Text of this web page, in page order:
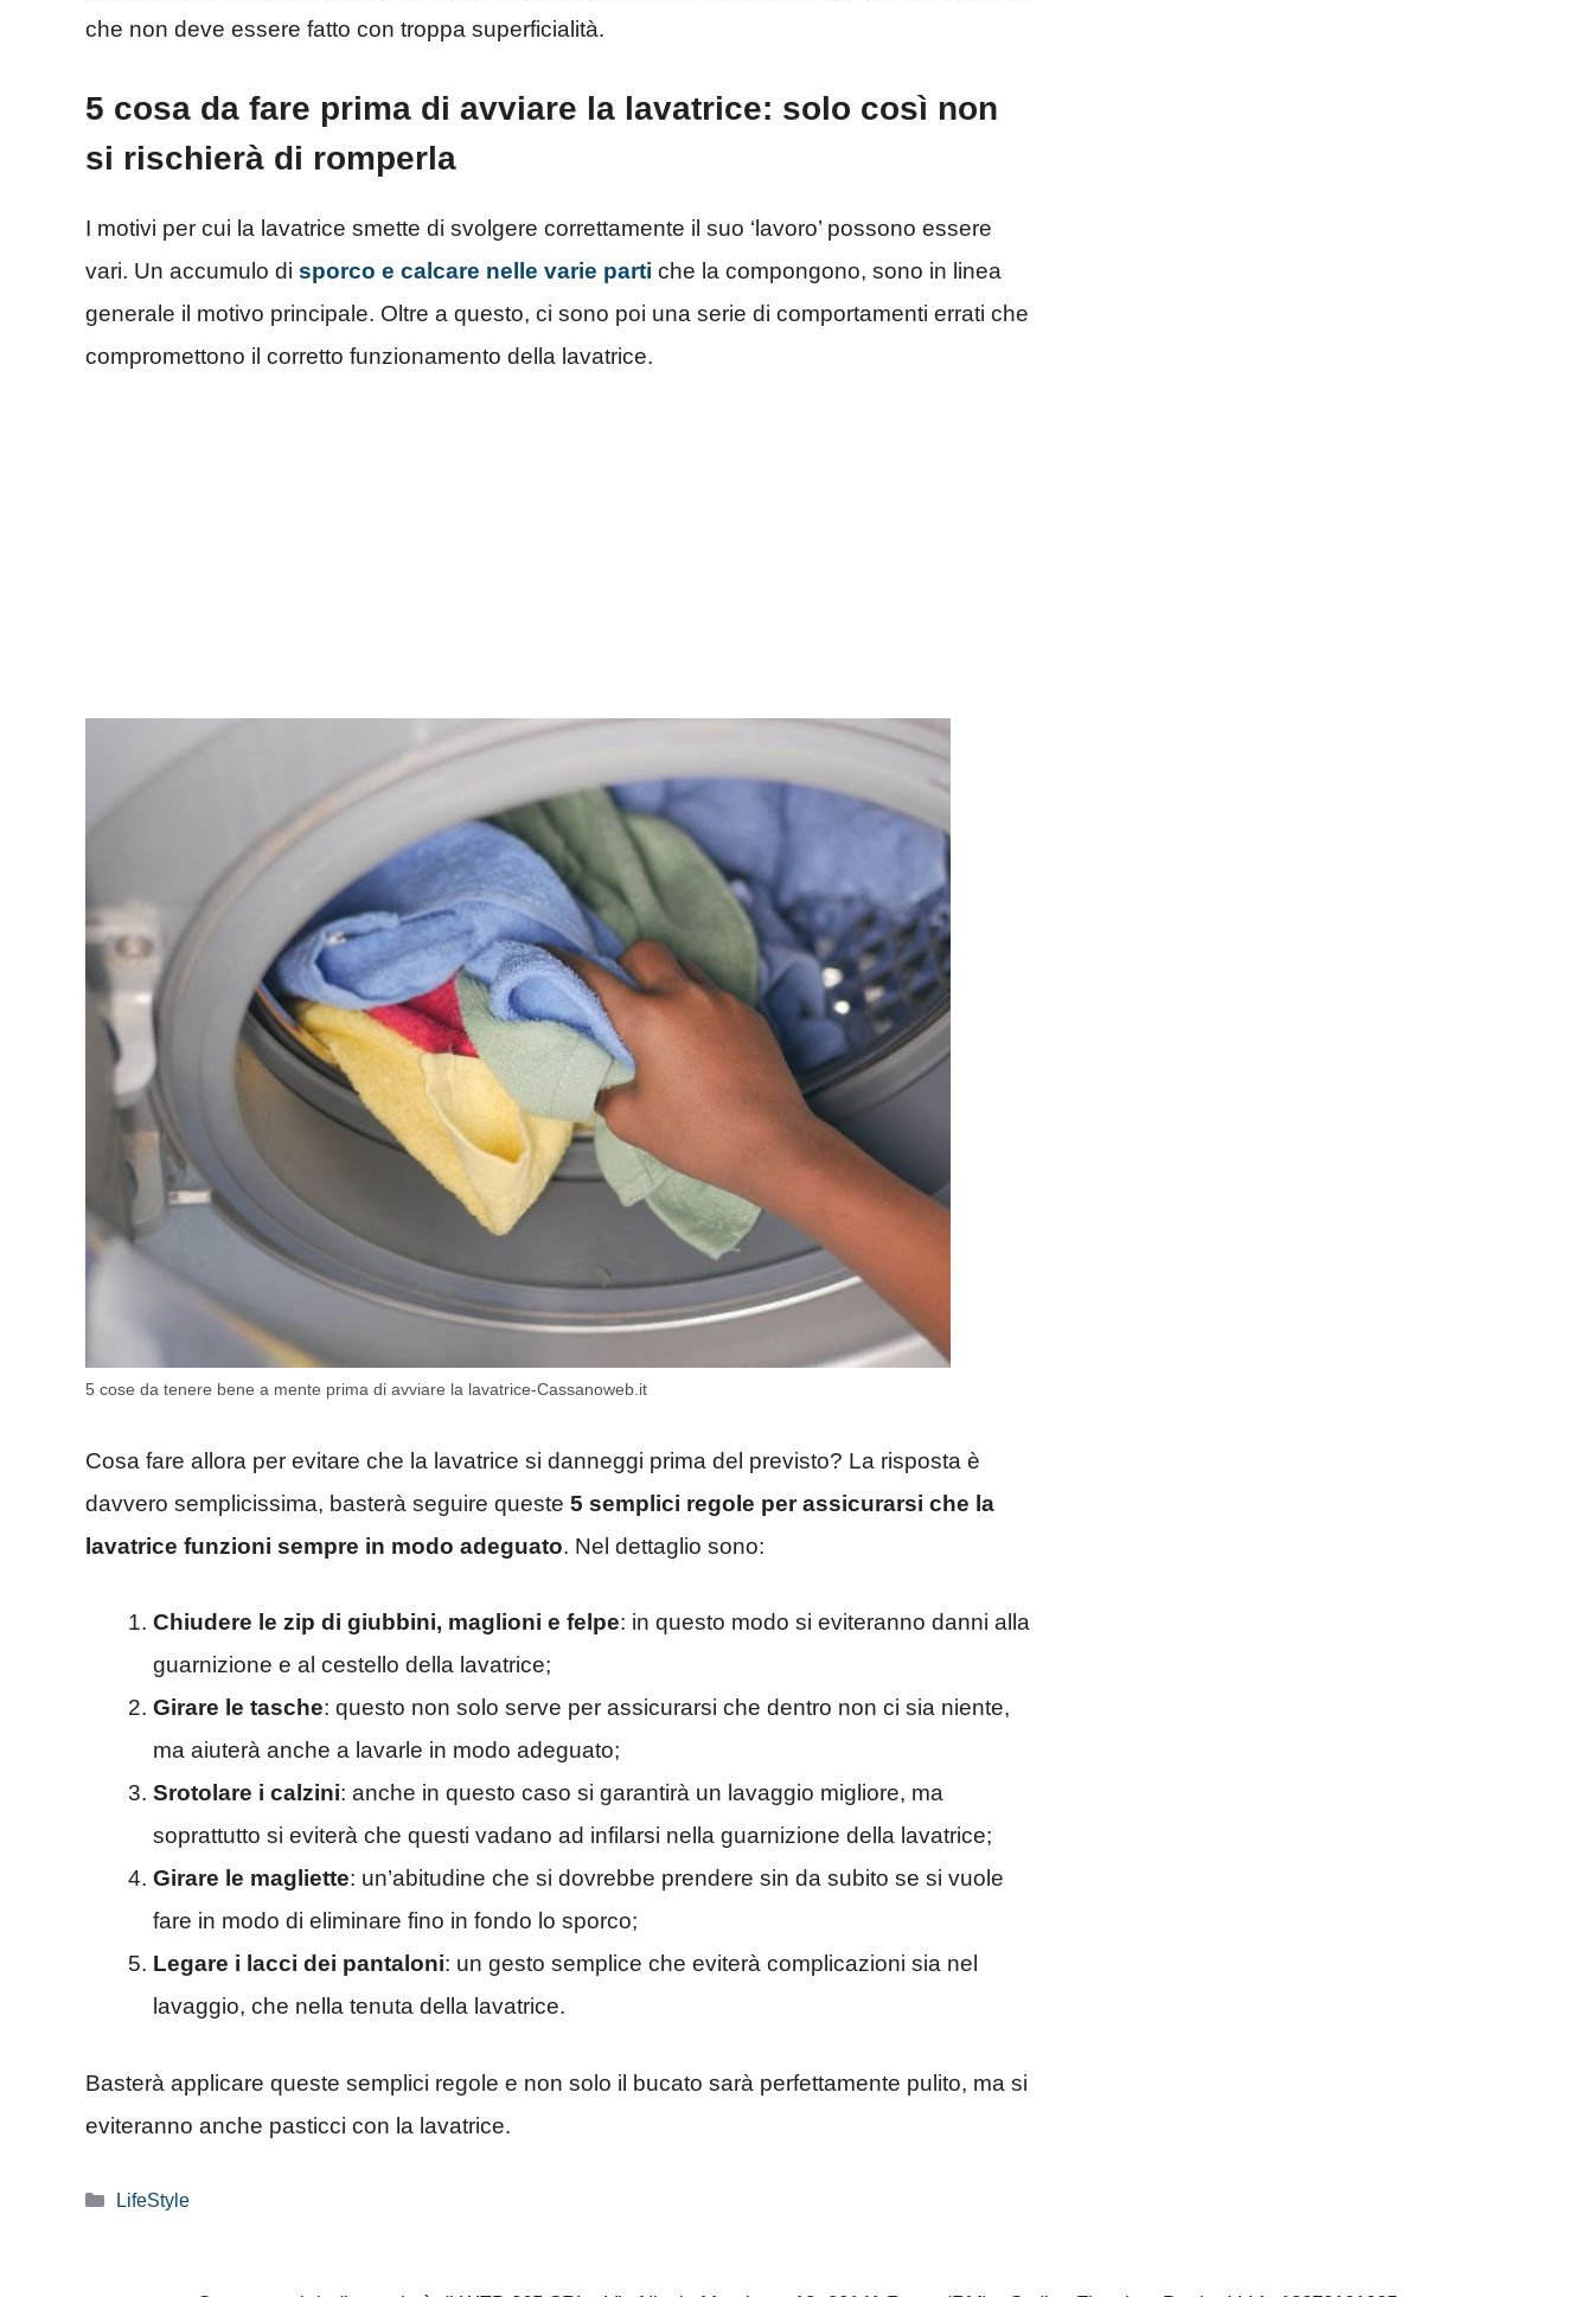
che non deve essere fatto con troppa superficialità.
5 cosa da fare prima di avviare la lavatrice: solo così non
si rischierà di romperla
I motivi per cui la lavatrice smette di svolgere correttamente il suo ‘lavoro’ possono essere
vari. Un accumulo di sporco e calcare nelle varie parti che la compongono, sono in linea
generale il motivo principale. Oltre a questo, ci sono poi una serie di comportamenti errati che
compromettono il corretto funzionamento della lavatrice.
5 cose da tenere bene a mente prima di avviare la lavatrice-Cassanoweb.it
Cosa fare allora per evitare che la lavatrice si danneggi prima del previsto? La risposta è
davvero semplicissima, basterà seguire queste 5 semplici regole per assicurarsi che la
lavatrice funzioni sempre in modo adeguato. Nel dettaglio sono:
Chiudere le zip di giubbini, maglioni e felpe: in questo modo si eviteranno danni alla
guarnizione e al cestello della lavatrice;
Girare le tasche: questo non solo serve per assicurarsi che dentro non ci sia niente,
ma aiuterà anche a lavarle in modo adeguato;
Srotolare i calzini: anche in questo caso si garantirà un lavaggio migliore, ma
soprattutto si eviterà che questi vadano ad infilarsi nella guarnizione della lavatrice;
Girare le magliette: un’abitudine che si dovrebbe prendere sin da subito se si vuole
fare in modo di eliminare fino in fondo lo sporco;
Legare i lacci dei pantaloni: un gesto semplice che eviterà complicazioni sia nel
lavaggio, che nella tenuta della lavatrice.
Basterà applicare queste semplici regole e non solo il bucato sarà perfettamente pulito, ma si
eviteranno anche pasticci con la lavatrice.
Categorie
LifeStyle